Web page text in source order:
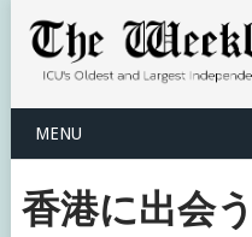
MENU
香港に出会う